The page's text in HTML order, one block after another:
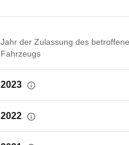
Jahr der Zulassung des
Fahrzeugs
2023
2022